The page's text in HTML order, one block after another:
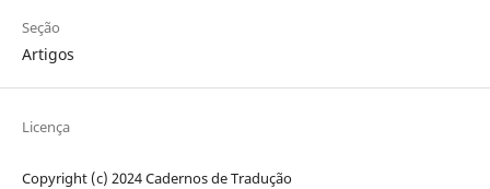
Seção
Artigos
Licença
Copyright (c) 2024 Cadernos de Tradução